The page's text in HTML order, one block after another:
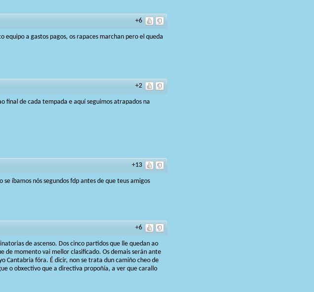
+6
equipo a gastos pagos, os rapaces marchan pero el queda
+2
final de cada tempada e aquí seguimos atrapados na
+13
íbamos nós segundos fdp antes de que teus amigos
+6
de ascenso. Dos cinco partidos que lle quedan ao
de momento vai mellor clasificado. Os demais serán ante
Cantabria fóra. É dicir, non se trata dun camiño cheo de
o obxectivo que a directiva propoñía, a ver que carallo